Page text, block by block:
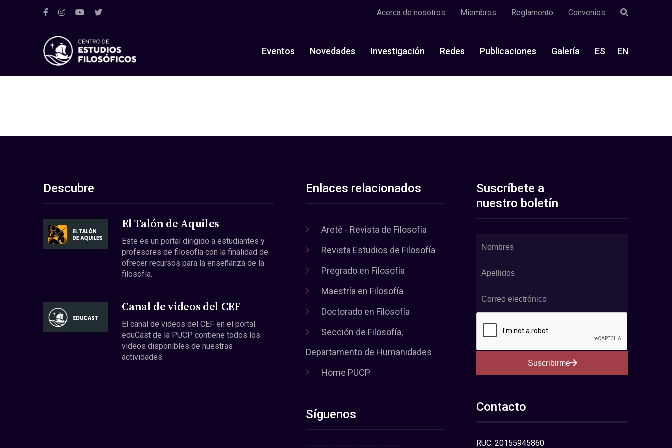
Acerca de nosotros Miembros Reglamento Convenios
Eventos Novedades Investigación Redes Publicaciones Galería ES EN
Descubre
El Talón de Aquiles
Este es un portal dirigido a estudiantes y
profesores de filosofía con la finalidad de
ofrecer recursos para la enseñanza de la
filosofía.
Canal de videos del CEF
El canal de videos del CEF en el portal
eduCast de la PUCP contiene todos los
videos disponibles de nuestras
actividades.
Enlaces relacionados
Areté - Revista de Filosofía
Revista Estudios de Filosofía
Pregrado en Filosofía
Maestría en Filosofía
Doctorado en Filosofía
Sección de Filosofía,
Departamento de Humanidades
Home PUCP
Síguenos
Suscríbete a
nuestro boletín
Suscribirme
Contacto
RUC: 20155945860